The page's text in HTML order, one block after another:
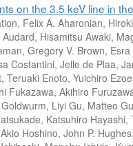
on the 3.5 keV line in
Felix A. Aharonian,
Hisamitsu Awaki,
Gregory V. Brown,
Costantini, Jelle de Plaa,
Teruaki Enoto, Yuichiro
Fukazawa, Akihiro
Liyi Gu, Matteo
Katsuhiro
Hoshino, John P.